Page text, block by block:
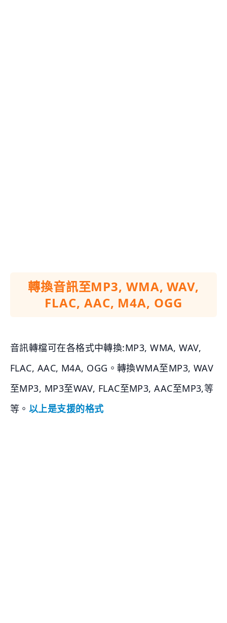
轉換音訊至MP3, WMA, WAV,
FLAC, AAC, M4A, OGG
音訊轉檔可在各格式中轉換:MP3, WMA, WAV,
FLAC, AAC, M4A, OGG。轉換WMA至MP3, WAV
至MP3, MP3至WAV, FLAC至MP3, AAC至MP3,等
等。 以上是支援的格式